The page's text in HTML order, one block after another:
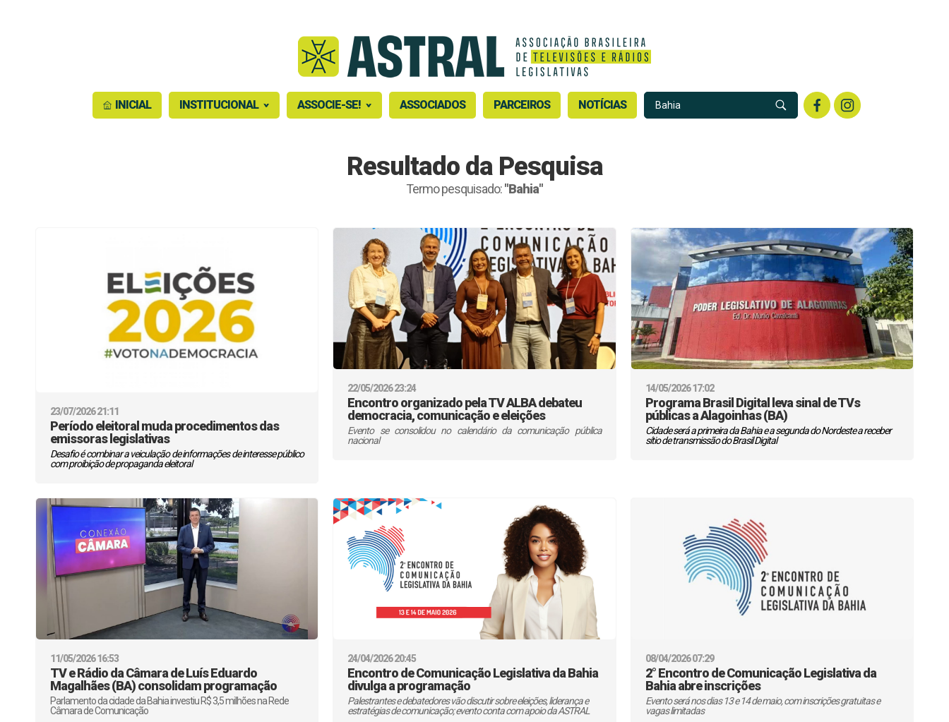
INICIAL INSTITUCIONAL ASSOCIE-SE! ASSOCIADOS PARCEIROS NOTÍCIAS
Resultado da Pesquisa
Termo pesquisado:"Bahia"
23/07/2026 21:11
Período eleitoral muda procedimentos das
emissoras legislativas
Desafio é combinar a veiculação de informações de interesse público
com proibição de propaganda eleitoral
22/05/2026 23:24
Encontro organizado pela TV ALBA debateu
democracia, comunicação e eleições
Evento se consolidou no calendário da comunicação pública
nacional
14/05/2026 17:02
Programa Brasil Digital leva sinal de TVs
públicas a Alagoinhas (BA)
Cidade será a primeira da Bahia e a segunda do Nordeste a receber
sítio de transmissão do Brasil Digital
11/05/2026 16:53
TV e Rádio da Câmara de Luís Eduardo
Magalhães (BA) consolidam programação
Parlamento da cidade da Bahia investiu R$ 3,5 milhões na Rede
Câmara de Comunicação
24/04/2026 20:45
Encontro de Comunicação Legislativa da Bahia
divulga a programação
Palestrantes e debatedores vão discutir sobre eleições, liderança e
estratégias de comunicação; evento conta com apoio da ASTRAL
08/04/2026 07:29
2° Encontro de Comunicação Legislativa da
Bahia abre inscrições
Evento será nos dias 13 e 14 de maio, com inscrições gratuitas e
vagas limitadas